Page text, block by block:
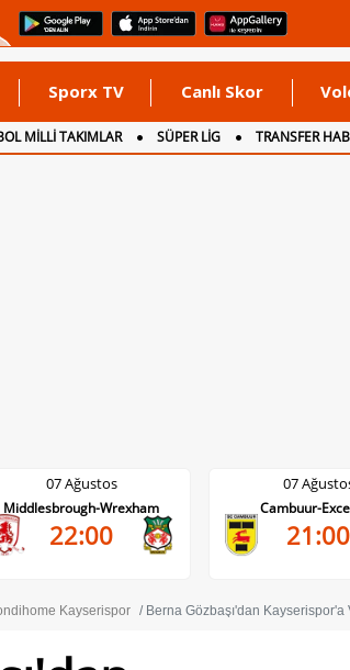
Sporx TV Canlı Skor
MİLLİ TAKIMLAR SÜPER LİG TRANSFER
07 Ağustos
Cambuur-Excelsior
21:00
07
Bochum-
Kayserispor Berna Gözbaşı'dan